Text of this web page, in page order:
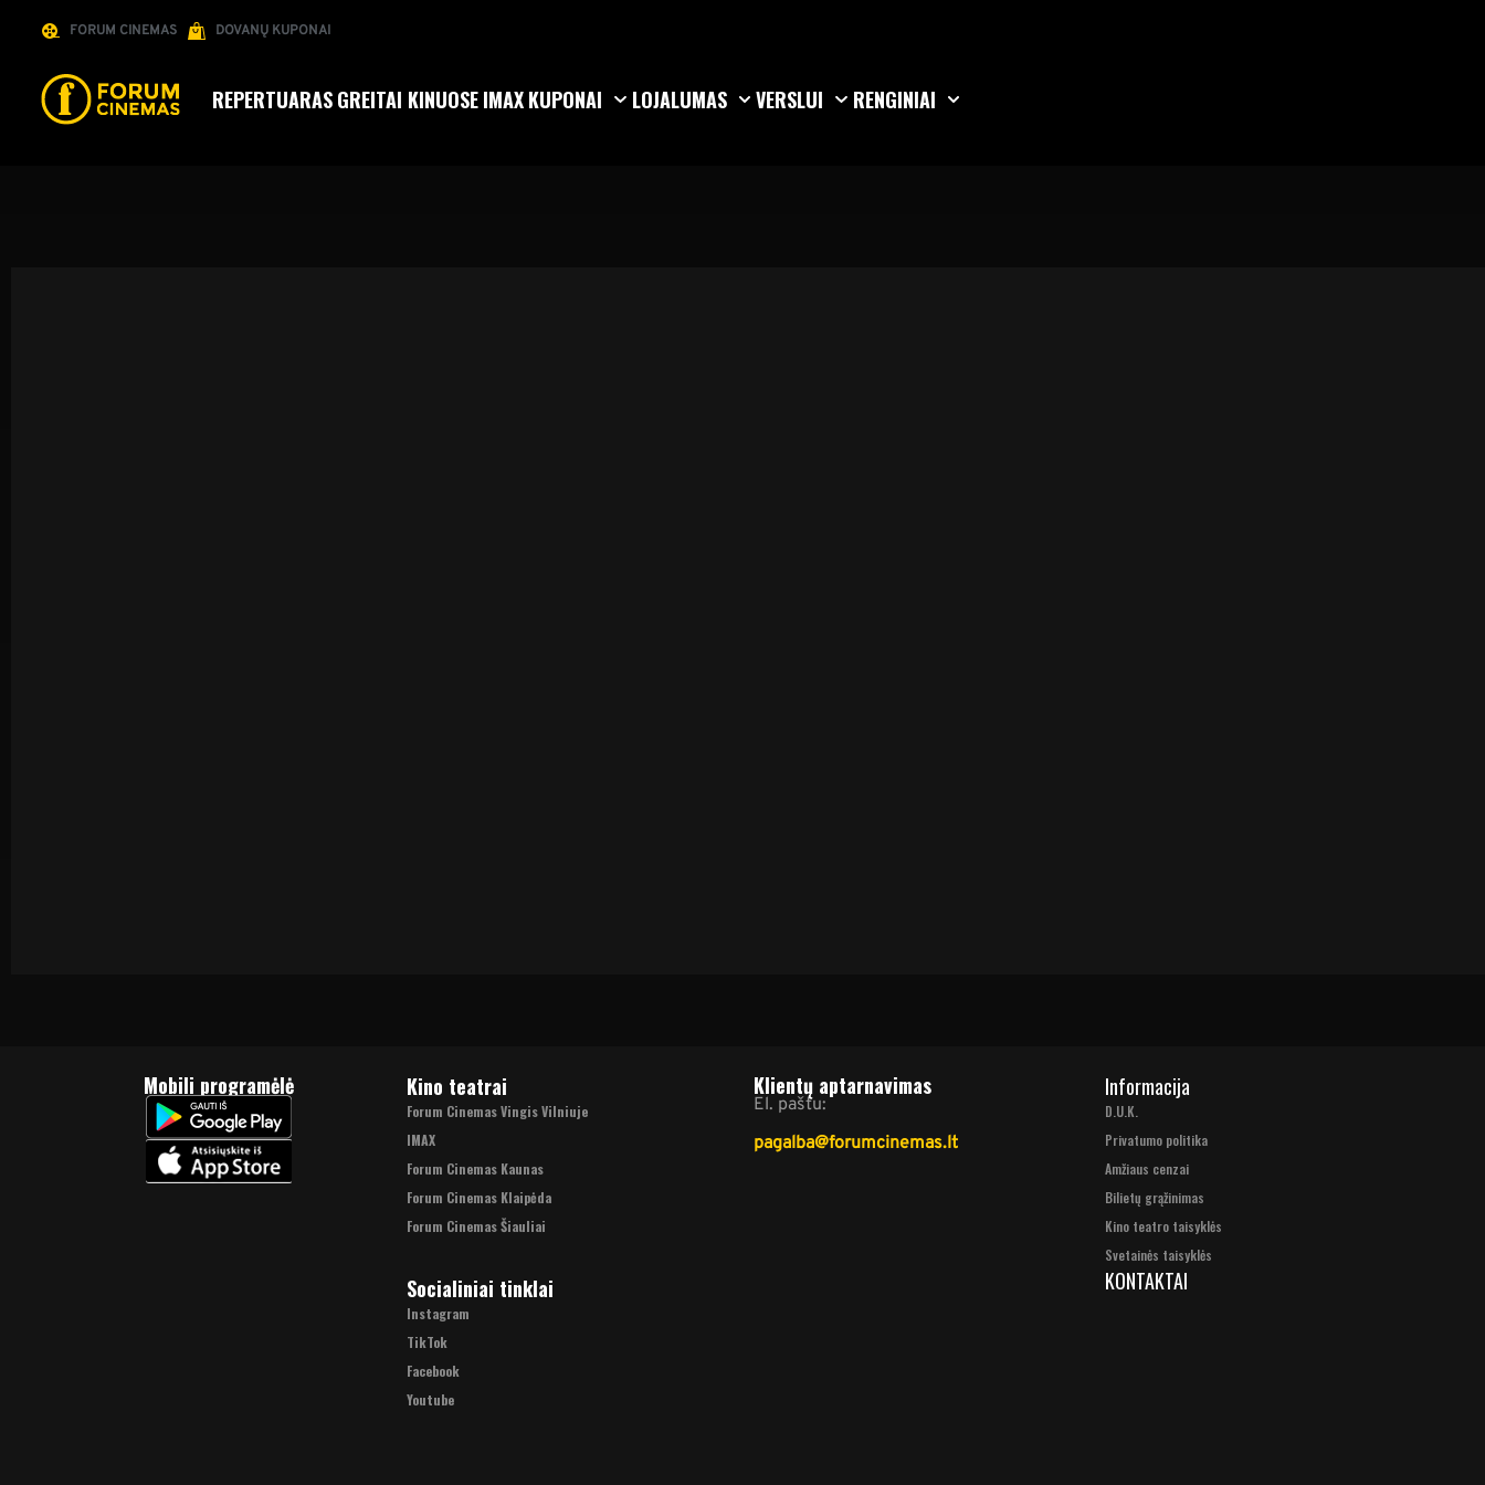
FORUM CINEMAS DOVANŲ KUPONAI
REPERTUARASGREITAI KINUOSEIMAXKUPONAI LOJALUMAS VERSLUI RENGINIAI
Mobili programėlė Kino teatrai
Forum Cinemas Vingis Vilniuje
IMAX
Forum Cinemas Kaunas
Forum Cinemas Klaipėda
Forum Cinemas Šiauliai
Socialiniai tinklai
Instagram
TikTok
Facebook
Youtube
Klientų aptarnavimas
El. paštu:
pagalba@forumcinemas.lt
Informacija
D.U.K.
Privatumo politika
Amžiaus cenzai
Bilietų grąžinimas
Kino teatro taisyklės
Svetainės taisyklės
KONTAKTAI